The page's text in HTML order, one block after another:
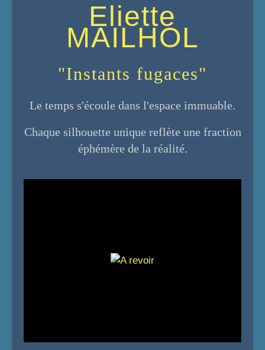
Eliette
MAILHOL
"Instants fugaces"
Le temps s'écoule dans l'espace immuable.
Chaque silhouette unique reflète une fraction
éphémère de la réalité.